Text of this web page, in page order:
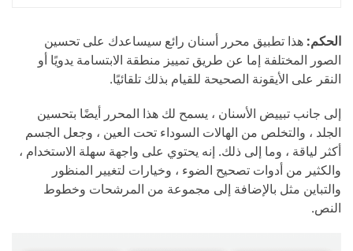
الحكم: هذا تطبيق محرر أسنان رائع سيساعدك على تحسين
الصور المختلفة إما عن طريق تمييز منطقة الابتسامة يدويًا أو
النقر على الأيقونة الصحيحة للقيام بذلك تلقائيًا.
إلى جانب تبييض الأسنان ، يسمح لك هذا المحرر أيضًا بتحسين
الجلد ، والتخلص من الهالات السوداء تحت العين ، وجعل الجسم
أكثر لياقة ، وما إلى ذلك. إنه يحتوي على واجهة سهلة الاستخدام ،
والكثير من أدوات تصحيح الضوء ، وخيارات لتغيير المنظور
والتباين مثل بالإضافة إلى مجموعة من المرشحات وخطوط
النص.